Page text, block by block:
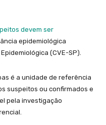
devem ser
epidemiológica
(CVE-SP).
é a unidade de referência
suspeitos ou confirmados e
pela investigação